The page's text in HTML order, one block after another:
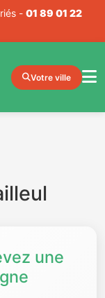
- 01 89 01 22
Votre ville
une